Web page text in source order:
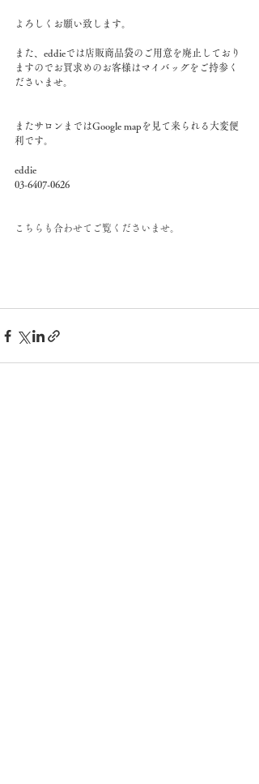
よろしくお願い致します。
また、eddieでは店販商品袋のご用意を廃止しており
ますのでお買求めのお客様はマイバッグをご持参く
ださいませ。
またサロンまではGoogle mapを見て来られる大変便
利です。
eddie
03-6407-0626
こちらも合わせてご覧くださいませ。